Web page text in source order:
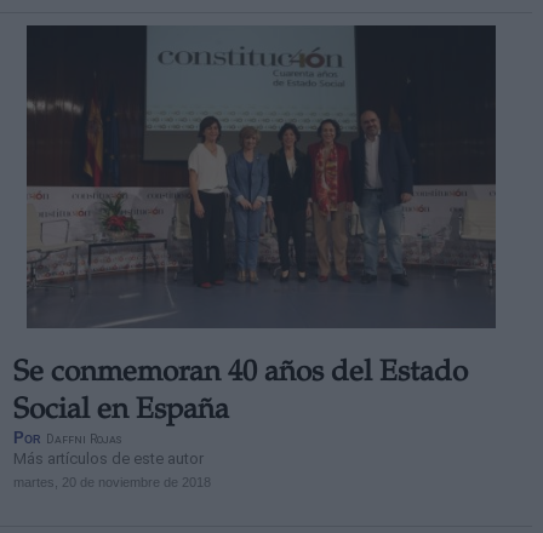
Se conmemoran 40 años del Estado
Social en España
Por Daffni Rojas
Más artículos de este autor
martes, 20 de noviembre de 2018